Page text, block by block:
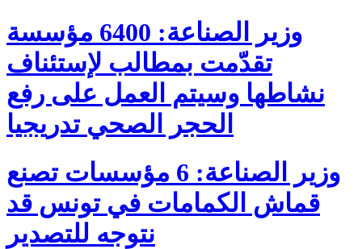
وزير الصناعة: 6400 مؤسسة
تقدّمت بمطالب لإستئناف
نشاطها وسيتم العمل على رفع
الحجر الصحي تدريجيا
وزير الصناعة: 6 مؤسسات تصنع
قماش الكمامات في تونس قد
نتوجه للتصدير